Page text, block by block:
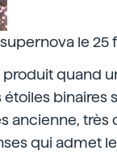
le 25
produit quand
étoiles binaires
ancienne,
qui admet